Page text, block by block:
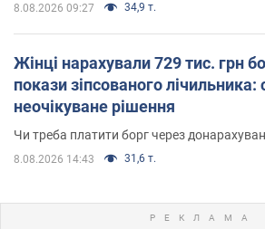
8.08.2026 09:27 34,9 т.
Жінці нарахували 729 тис. грн
покази зіпсованого
неочікуване рішення
Чи треба платити борг через
8.08.2026 14:43 31,6 т.